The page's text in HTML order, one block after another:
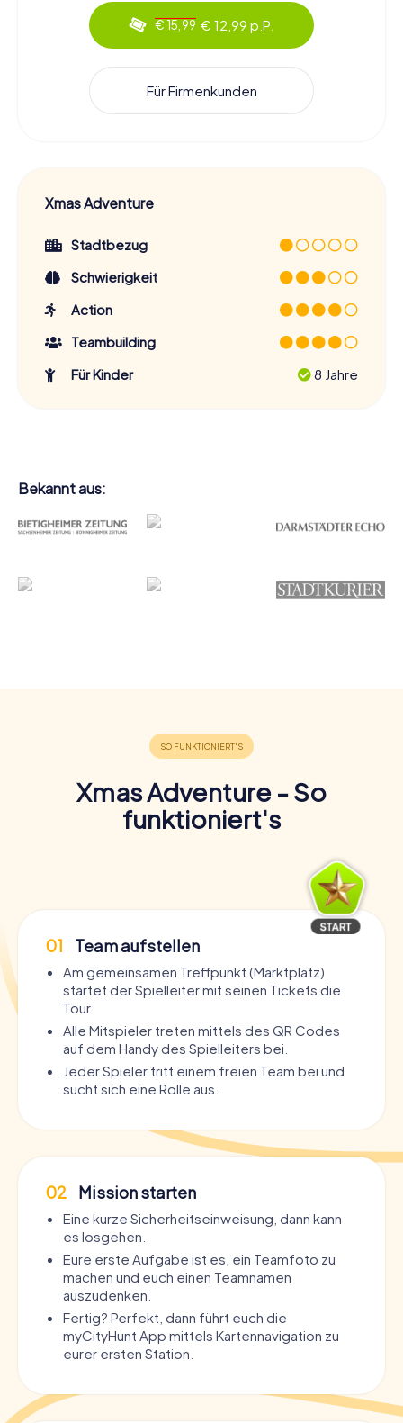
€ 15,99 € 12,99 p.P.
Für Firmenkunden
Xmas Adventure
Stadtbezug
Schwierigkeit
Action
Teambuilding
Für Kinder
8 Jahre
Bekannt aus:
Xmas Adventure - So
funktioniert's
01 Team aufstellen
Am gemeinsamen Treffpunkt (Marktplatz)
startet der Spielleiter mit seinen Tickets die
Tour.
Alle Mitspieler treten mittels des QR Codes
auf dem Handy des Spielleiters bei.
Jeder Spieler tritt einem freien Team bei und
sucht sich eine Rolle aus.
02 Mission starten
Eine kurze Sicherheitseinweisung, dann kann
es losgehen.
Eure erste Aufgabe ist es, ein Teamfoto zu
machen und euch einen Teamnamen
auszudenken.
Fertig? Perfekt, dann führt euch die
myCityHunt App mittels Kartennavigation zu
eurer ersten Station.